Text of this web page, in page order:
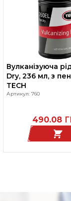
Вулканізуюча
Dry, 236 мл, з
TECH
Артикул: 760
490.08